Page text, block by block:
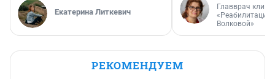
Екатерина Литкевич
Главврач
«Реабилитация
Волковой»
РЕКОМЕНДУЕМ